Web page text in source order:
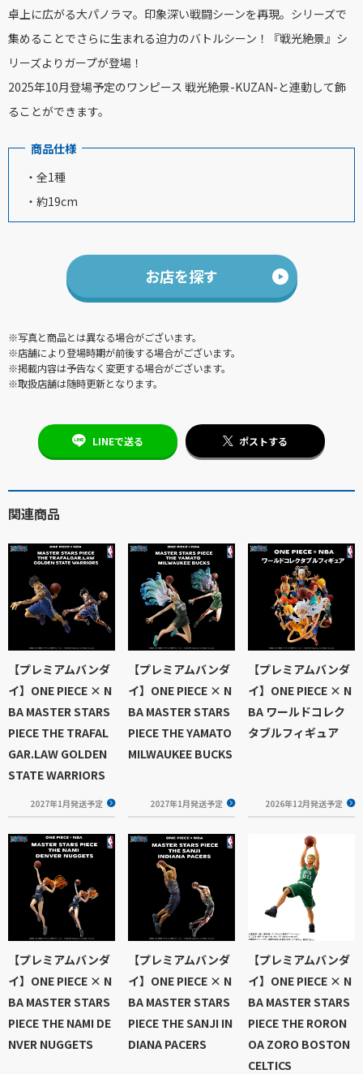
卓上に広がる大パノラマ。印象深い戦闘シーンを再現。シリーズで
集めることでさらに生まれる迫力のバトルシーン！『戦光絶景』シ
リーズよりガープが登場！
2025年10月登場予定のワンピース 戦光絶景-KUZAN-と連動して飾
ることができます。
商品仕様
・全1種
・約19cm
お店を探す
※写真と商品とは異なる場合がございます。
※店舗により登場時期が前後する場合がございます。
※掲載内容は予告なく変更する場合がございます。
※取扱店舗は随時更新となります。
LINEで送る ポストする
関連商品
【プレミアムバンダ
イ】ONE PIECE × N
BA MASTER STARS
PIECE THE TRAFAL
GAR.LAW GOLDEN
STATE WARRIORS
2027年1月発送予定
【プレミアムバンダ
イ】ONE PIECE × N
BA MASTER STARS
PIECE THE YAMATO
MILWAUKEE BUCKS
2027年1月発送予定
【プレミアムバンダ
イ】ONE PIECE × N
BA ワールドコレク
タブルフィギュア
2026年12月発送予定
【プレミアムバンダ
イ】ONE PIECE × N
BA MASTER STARS
PIECE THE NAMI DE
NVER NUGGETS
【プレミアムバンダ
イ】ONE PIECE × N
BA MASTER STARS
PIECE THE SANJI IN
DIANA PACERS
【プレミアムバンダ
イ】ONE PIECE × N
BA MASTER STARS
PIECE THE RORON
OA ZORO BOSTON
CELTICS